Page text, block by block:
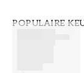
POPULAIRE